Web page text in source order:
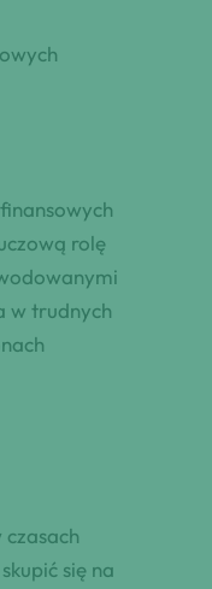
rolę
w trudnych
się na